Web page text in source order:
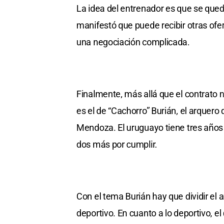
La idea del entrenador es que se
manifestó que puede recibir otras
una negociación complicada.
Finalmente, más allá que el contrato
es el de “Cachorro” Burián, el
Mendoza. El uruguayo tiene tres
dos más por cumplir.
Con el tema Burián hay que dividir el
deportivo. En cuanto a lo deportivo,